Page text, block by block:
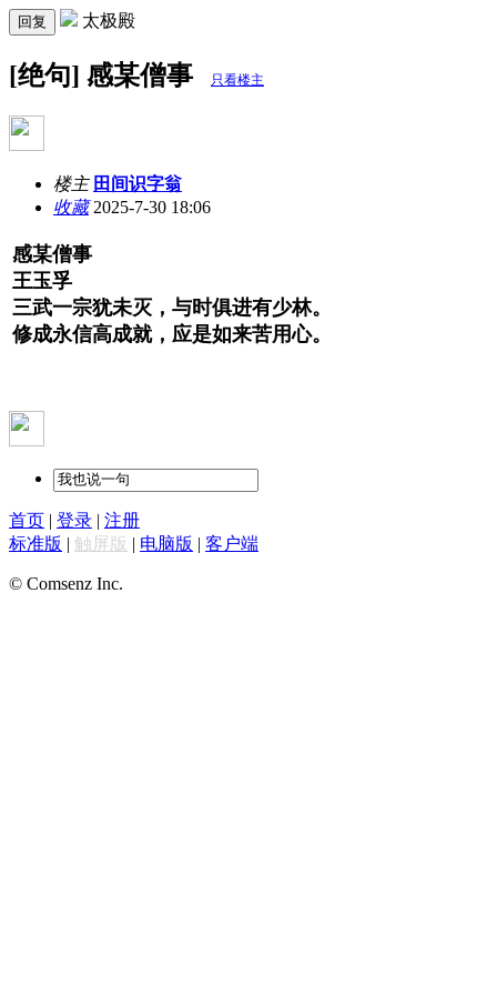
回复 太极殿
[绝句] 感某僧事 只看楼主
楼主 田间识字翁
收藏2025-7-30 18:06
感某僧事
王玉孚
三武一宗犹未灭，与时俱进有少林。
修成永信高成就，应是如来苦用心。
首页 | 登录 | 注册
标准版 | 触屏版 | 电脑版 | 客户端
© Comsenz Inc.